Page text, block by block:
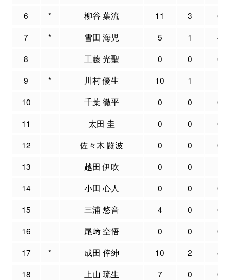
6
* 柳谷 葉流 11 3
6
7
* 雪田 海児 5 1
4
8
工藤 光聖 0 0
0
9
* 川村 優生 10 1
10
千葉 徹平 0 0
0
11
太田 圭 0 0
0
12
佐々木 闘波 0 0
0
13
越田 伊吹 0 0
14
小田 心人 0 0
0
15
三浦 悠音 4 0
0
16
尾﨑 空悟 0 0
0
17
* 成田 倖紳 10 2
4
18
上山 琉生 7 0 0